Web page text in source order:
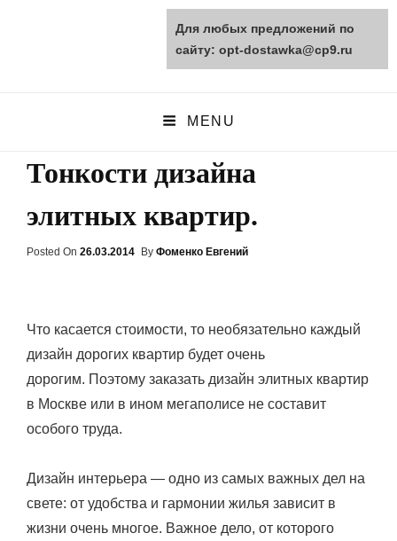
opt-dostawka.ru
MENU
Тонкости дизайна
элитных квартир.
Posted On Posted
26.03.2014 By Фоменко Евгений
Что касается стоимости, то необязательно каждый
дизайн дорогих квартир будет очень
дорогим. Поэтому заказать дизайн элитных квартир
в Москве или в ином мегаполисе не составит
особого труда.
Дизайн интерьера — одно из самых важных дел на
свете: от удобства и гармонии жилья зависит в
жизни очень многое. Важное дело, от которого
Для любых предложений по
сайту: opt-dostawka@cp9.ru